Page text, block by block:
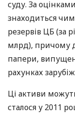
суду. За
знаходиться
резервів ЦБ (за
млрд), причому
папери,
рахунках
Ці активи
сталося у 2011